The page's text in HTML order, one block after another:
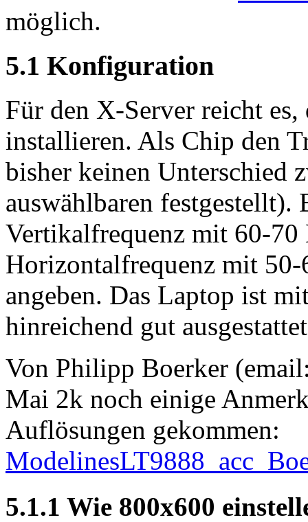
möglich.
5.1 Konfiguration
Für den X-Server reicht
installieren. Als Chip den
bisher keinen Unterschied
auswählbaren
Vertikalfrequenz mit 60-
Horizontalfrequenz mit
angeben. Das Laptop ist
hinreichend gut
Von Philipp Boerker
Mai 2k noch einige
Auflösungen gekommen:
5.1.1 Wie 800x600